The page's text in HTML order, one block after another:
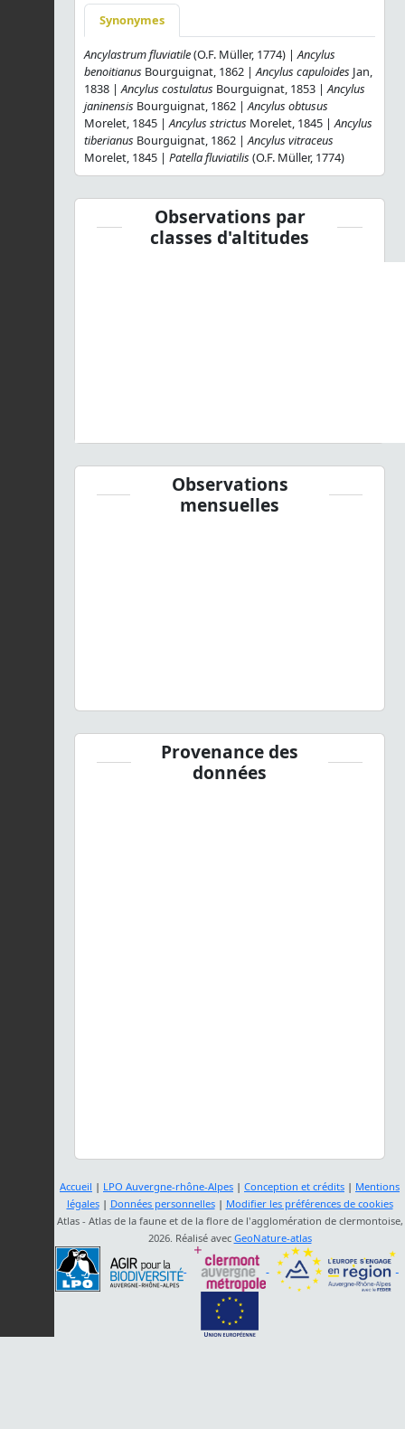
Synonymes
Ancylastrum fluviatile(O.F. Müller, 1774) |Ancylus
benoitianus Bourguignat, 1862 |Ancylus capuloides Jan,
1838 |Ancylus costulatus Bourguignat, 1853 |Ancylus
janinensis Bourguignat, 1862 |Ancylus obtusus
Morelet, 1845 |Ancylus strictus Morelet, 1845 |Ancylus
tiberianus Bourguignat, 1862 |Ancylus vitraceus
Morelet, 1845 | Patella fluviatilis (O.F. Müller, 1774)
Observations par
classes d'altitudes
Observations
mensuelles
Provenance des
données
Accueil | LPO Auvergne-rhône-Alpes | Conception et crédits | Mentions
légales| Données personnelles| Modifier les préférences de cookies
Atlas - Atlas de la faune et de la flore de l'agglomération de clermontoise,
2026. Réalisé avec GeoNature-atlas